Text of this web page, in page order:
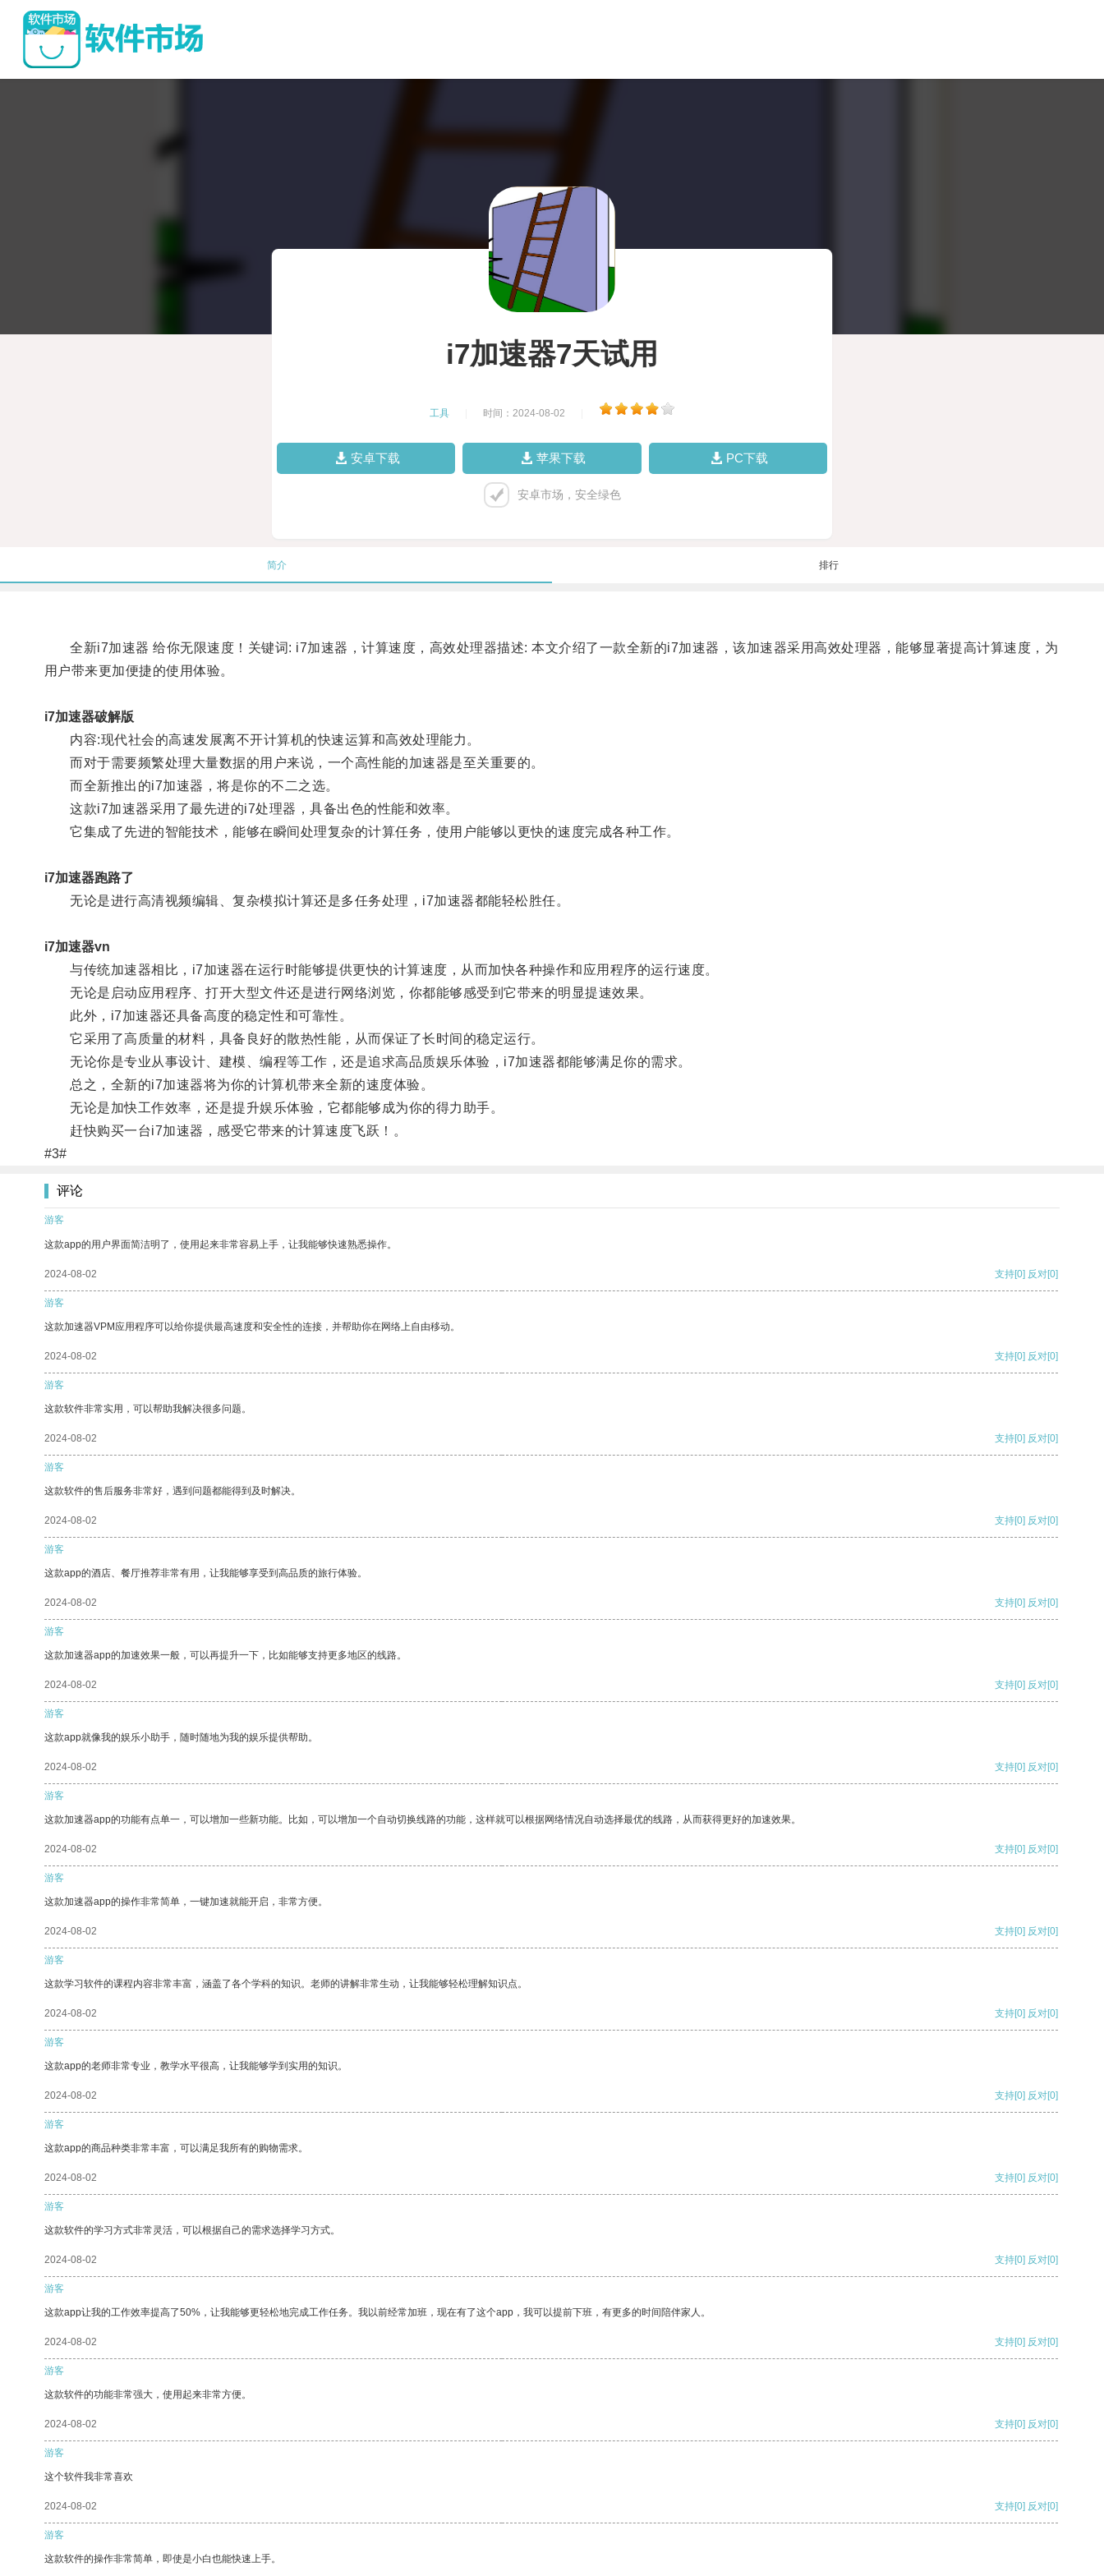
i7加速器7天试用
工具 时间：2024-08-02
安卓下载 苹果下载 PC下载
安卓市场，安全绿色
简介 排行
全新i7加速器 给你无限速度！关键词: i7加速器，计算速度，高效处理器描述: 本文介绍了一款全新的i7加速器，该加速器采用高效处理器，能够显著提高计算速度，为
用户带来更加便捷的使用体验。
i7加速器破解版
内容:现代社会的高速发展离不开计算机的快速运算和高效处理能力。
而对于需要频繁处理大量数据的用户来说，一个高性能的加速器是至关重要的。
而全新推出的i7加速器，将是你的不二之选。
这款i7加速器采用了最先进的i7处理器，具备出色的性能和效率。
它集成了先进的智能技术，能够在瞬间处理复杂的计算任务，使用户能够以更快的速度完成各种工作。
i7加速器跑路了
无论是进行高清视频编辑、复杂模拟计算还是多任务处理，i7加速器都能轻松胜任。
i7加速器vn
与传统加速器相比，i7加速器在运行时能够提供更快的计算速度，从而加快各种操作和应用程序的运行速度。
无论是启动应用程序、打开大型文件还是进行网络浏览，你都能够感受到它带来的明显提速效果。
此外，i7加速器还具备高度的稳定性和可靠性。
它采用了高质量的材料，具备良好的散热性能，从而保证了长时间的稳定运行。
无论你是专业从事设计、建模、编程等工作，还是追求高品质娱乐体验，i7加速器都能够满足你的需求。
总之，全新的i7加速器将为你的计算机带来全新的速度体验。
无论是加快工作效率，还是提升娱乐体验，它都能够成为你的得力助手。
赶快购买一台i7加速器，感受它带来的计算速度飞跃！。
#3#
评论
游客
这款app的用户界面简洁明了，使用起来非常容易上手，让我能够快速熟悉操作。
2024-08-02 支持[0] 反对[0]
游客
这款加速器VPM应用程序可以给你提供最高速度和安全性的连接，并帮助你在网络上自由移动。
2024-08-02 支持[0] 反对[0]
游客
这款软件非常实用，可以帮助我解决很多问题。
2024-08-02 支持[0] 反对[0]
游客
这款软件的售后服务非常好，遇到问题都能得到及时解决。
2024-08-02 支持[0] 反对[0]
游客
这款app的酒店、餐厅推荐非常有用，让我能够享受到高品质的旅行体验。
2024-08-02 支持[0] 反对[0]
游客
这款加速器app的加速效果一般，可以再提升一下，比如能够支持更多地区的线路。
2024-08-02 支持[0] 反对[0]
游客
这款app就像我的娱乐小助手，随时随地为我的娱乐提供帮助。
2024-08-02 支持[0] 反对[0]
游客
这款加速器app的功能有点单一，可以增加一些新功能。比如，可以增加一个自动切换线路的功能，这样就可以根据网络情况自动选择最优的线路，从而获得更好的加速效果。
2024-08-02 支持[0] 反对[0]
游客
这款加速器app的操作非常简单，一键加速就能开启，非常方便。
2024-08-02 支持[0] 反对[0]
游客
这款学习软件的课程内容非常丰富，涵盖了各个学科的知识。老师的讲解非常生动，让我能够轻松理解知识点。
2024-08-02 支持[0] 反对[0]
游客
这款app的老师非常专业，教学水平很高，让我能够学到实用的知识。
2024-08-02 支持[0] 反对[0]
游客
这款app的商品种类非常丰富，可以满足我所有的购物需求。
2024-08-02 支持[0] 反对[0]
游客
这款软件的学习方式非常灵活，可以根据自己的需求选择学习方式。
2024-08-02 支持[0] 反对[0]
游客
这款app让我的工作效率提高了50%，让我能够更轻松地完成工作任务。我以前经常加班，现在有了这个app，我可以提前下班，有更多的时间陪伴家人。
2024-08-02 支持[0] 反对[0]
游客
这款软件的功能非常强大，使用起来非常方便。
2024-08-02 支持[0] 反对[0]
游客
这个软件我非常喜欢
2024-08-02 支持[0] 反对[0]
游客
这款软件的操作非常简单，即使是小白也能快速上手。